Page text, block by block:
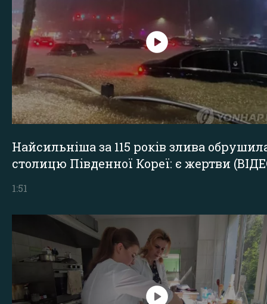
Найсильніша за 115 років злива
столицю Південної Кореї: є жертви
1:51